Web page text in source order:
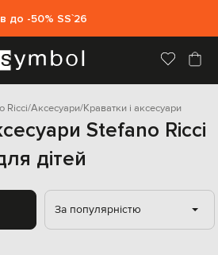
до -50% SS`26
Ricci Аксесуари Краватки і аксесуари
Stefano Ricci
дітей
За популярністю